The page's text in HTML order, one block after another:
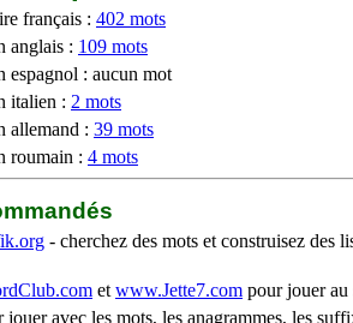
français : 402 mots
anglais : 109 mots
espagnol : aucun mot
italien : 2 mots
allemand : 39 mots
roumain : 4 mots
- cherchez des mots et construisez des
et www.Jette7.com pour jouer au
jouer avec les mots, les anagrammes, les